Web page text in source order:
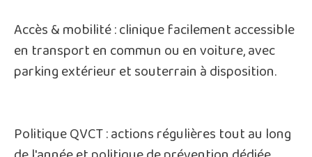
Accès & mobilité : clinique facilement accessible
en transport en commun ou en voiture, avec
parking extérieur et souterrain à disposition.
Politique QVCT : actions régulières tout au long